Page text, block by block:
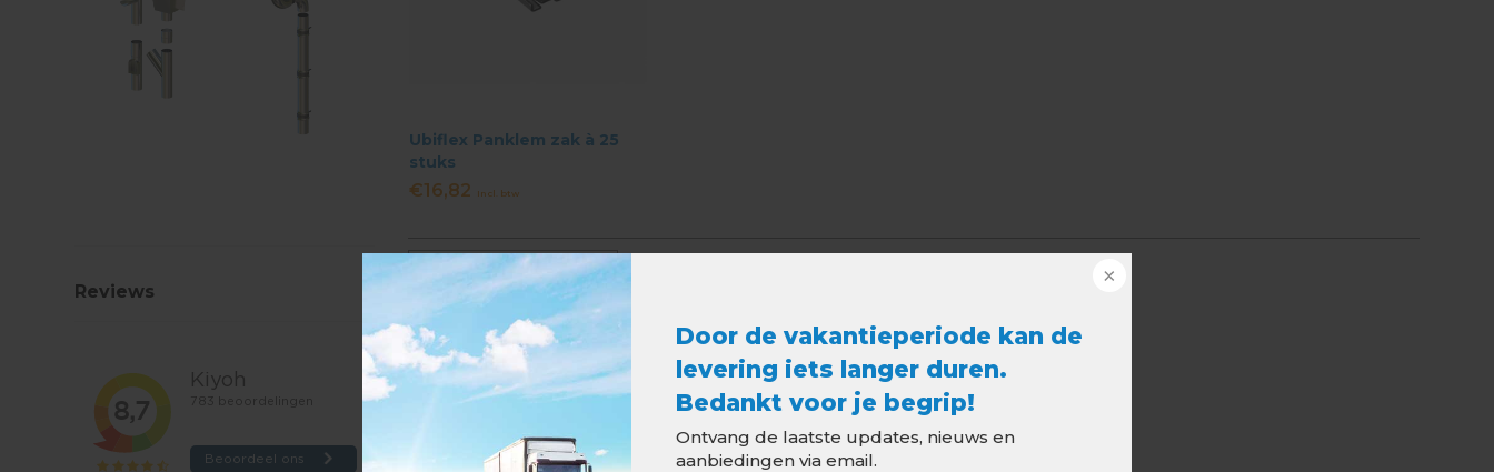
Door de vakantieperiode kan de
levering iets langer duren.
Bedankt voor je begrip!
Ontvang de laatste updates, nieuws en
aanbiedingen via email.
Reviews
Ubiflex Panklem zak à 25
stuks
€16,82 Incl. btw
Meest bekeken